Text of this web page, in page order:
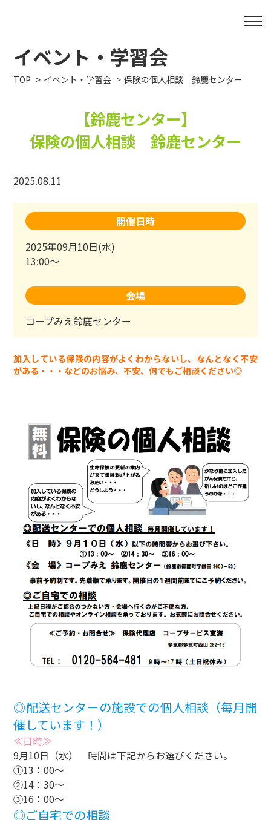
イベント・学習会
TOP イベント・学習会 保険の個人相談 鈴鹿センター
【鈴鹿センター】
保険の個人相談 鈴鹿センター
2025.08.11
開催日時
2025年09月10日(水)
13:00～
会場
コープみえ鈴鹿センター
加入している保険の内容がよくわからないし、なんとなく不安
がある・・・などのお悩み、不安、何でもご相談ください◎
◎配送センターの施設での個人相談（毎月開
催しています！）
≪日時≫
9月10日（水） 時間は下記からお選びください。
①13：00～
②14：30～
③16：00～
◎ご自宅での相談